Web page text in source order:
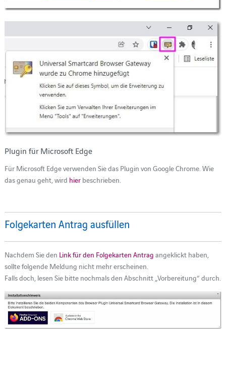
Plugin für Microsoft Edge
Für Microsoft Edge verwenden Sie das Plugin von Google Chrome. Wie
das genau geht, wird hierbeschrieben.
Folgekarten Antrag ausfüllen
Nachdem Sie den Link für den Folgekarten Antrag angeklickt haben,
sollte folgende Meldung nicht mehr erscheinen.
Falls doch, lesen Sie bitte nochmals den Abschnitt „Vorbereitung“ durch.